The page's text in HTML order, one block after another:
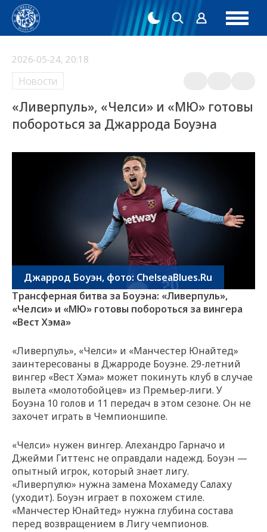
2026-05-24, 20:18
Новости
«Ливерпуль», «Челси» и «МЮ» готовы
побороться за Джаррода Боуэна
Джаррод Боуэн, фото: ChelseaBlues.Ru
Трансферная битва за Боуэна: «Ливерпуль»,
«Челси» и «МЮ» готовы побороться за вингера
«Вест Хэма»
«Ливерпуль», «Челси» и «Манчестер Юнайтед»
заинтересованы в Джарроде Боуэне. 29-летний
вингер «Вест Хэма» может покинуть клуб в случае
вылета «молотобойцев» из Премьер-лиги. У
Боуэна 10 голов и 11 передач в этом сезоне. Он не
захочет играть в Чемпионшипе.
«Челси» нужен вингер. Алехандро Гарначо и
Джейми Гиттенс не оправдали надежд. Боуэн —
опытный игрок, который знает лигу.
«Ливерпулю» нужна замена Мохамеду Салаху
(уходит). Боуэн играет в похожем стиле.
«Манчестер Юнайтед» нужна глубина состава
перед возвращением в Лигу чемпионов.